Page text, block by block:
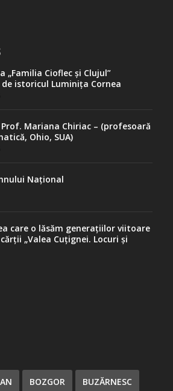
„Familia Cioflec și Clujul”
istoricul Luminița Cornea
Mariana Chiriac – (profesoară
Ohio, SUA)
Național
care o lăsăm generațiilor viitoare
„Valea Cuțignei. Locuri și
BOZGOR BUZĂRNESC